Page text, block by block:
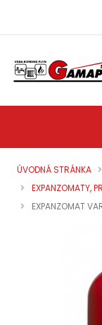
ÚVODNÁ STRÁNKA
EXPANZOMATY,
EXPANZOMAT